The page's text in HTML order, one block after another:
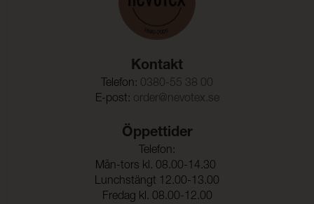
Kontakt
Telefon: 0380-55 38 00
E-post: order@nevotex.se
Öppettider
Telefon:
Mån-tors kl. 08.00-14.30
Lunchstängt 12.00-13.00
Fredag kl. 08.00-12.00